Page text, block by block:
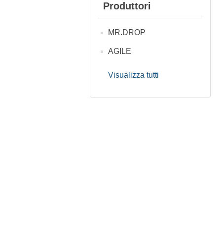
Produttori
MR.DROP
AGILE
Visualizza tutti